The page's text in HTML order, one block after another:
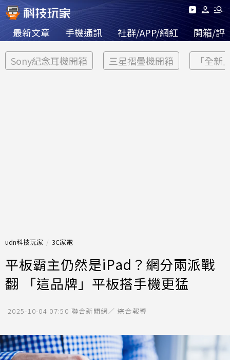
最新文章 手機通訊 社群/APP/網紅 開箱/評
Sony紀念耳機開箱 三星摺疊機開箱 「全新
udn科技玩家 3C家電
平板霸主仍然是iPad？網分兩派戰
翻 「這品牌」平板搭手機更猛
2025-10-04 07:50 聯合新聞網／ 綜合報導